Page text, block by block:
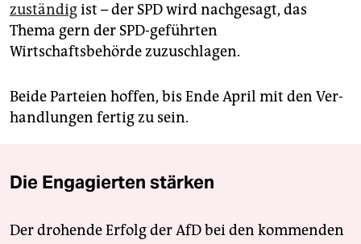
zuständigist – der SPD wird nachgesagt, das
Thema gern der SPD-geführten
Wirtschaftsbehörde zuzuschlagen.
Beide Parteien hoffen, bis Ende April mit den Ver­
handlungen fertig zu sein.
Die Engagierten stärken
Der drohende Erfolg der AfD bei den kommenden